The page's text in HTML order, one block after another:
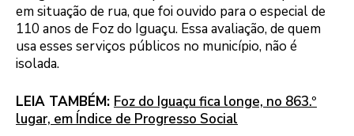
em situação de rua, que foi ouvido para o especial de
110 anos de Foz do Iguaçu. Essa avaliação, de quem
usa esses serviços públicos no município, não é
isolada.
LEIA TAMBÉM: Foz do Iguaçu fica longe, no 863.º
lugar, em Índice de Progresso Social